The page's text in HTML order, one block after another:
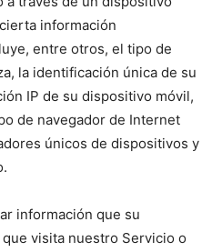
información
entre otros, el tipo de
la identificación única de su
IP de su dispositivo móvil,
de navegador de Internet
únicos de dispositivos y
información que su
visita nuestro Servicio o